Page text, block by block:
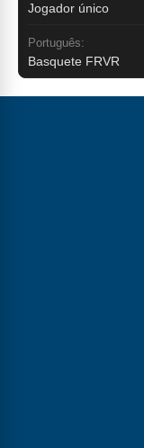
Jogador único
Português:
Basquete FRVR